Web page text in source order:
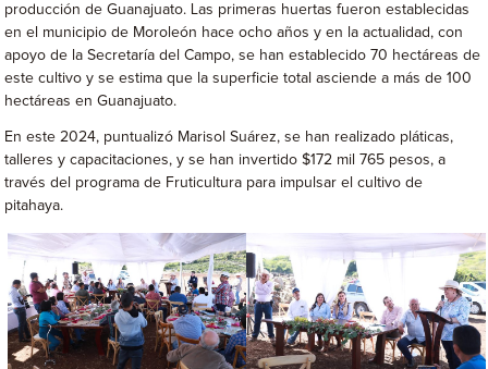
producción de Guanajuato. Las primeras huertas fueron establecidas
en el municipio de Moroleón hace ocho años y en la actualidad, con
apoyo de la Secretaría del Campo, se han establecido 70 hectáreas de
este cultivo y se estima que la superficie total asciende a más de 100
hectáreas en Guanajuato.
En este 2024, puntualizó Marisol Suárez, se han realizado pláticas,
talleres y capacitaciones, y se han invertido $172 mil 765 pesos, a
través del programa de Fruticultura para impulsar el cultivo de
pitahaya.